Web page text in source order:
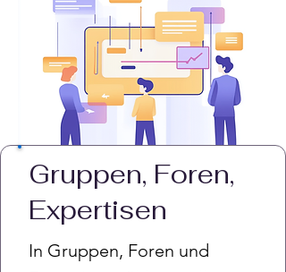
Gruppen, Foren,
Expertisen
In Gruppen, Foren und